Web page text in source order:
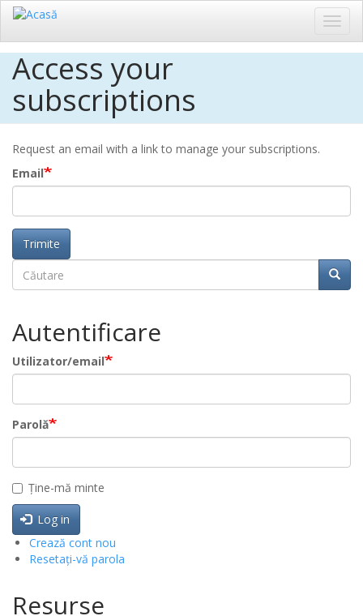
Sari
conținutul
principal
Access your
subscriptions
Request an email with a link to manage your subscriptions.
Email
Trimite
Căutare
Căutare
Autentificare
Utilizator/email
Parolă
Ține-mă minte
Log in
Crează cont nou
Resetați-vă parola
Resurse